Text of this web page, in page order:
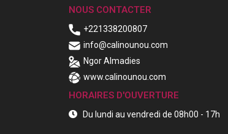
NOUS CONTACTER
+221338200807
info@calinounou.com
Ngor Almadies
www.calinounou.com
HORAIRES D'OUVERTURE
Du lundi au vendredi de 08h00 - 17h